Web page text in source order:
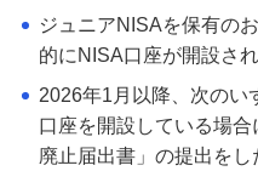
外貨預金
みずほグローバル口座
座）
ジュニアNISAを保有の
的にNISA口座が開設され
2026年1月以降、次のい
口座を開設している場
廃止届出書」の提出を